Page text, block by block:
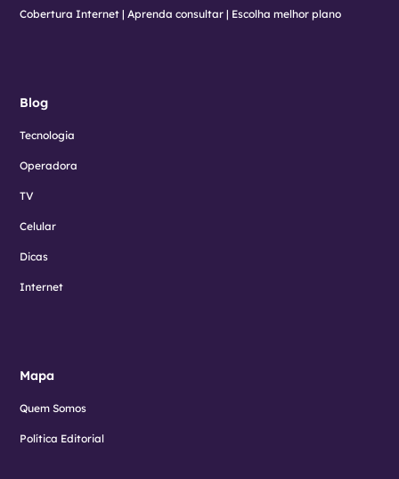
Cobertura Internet | Aprenda consultar | Escolha melhor plano
Blog
Tecnologia
Operadora
TV
Celular
Dicas
Internet
Mapa
Quem Somos
Política Editorial